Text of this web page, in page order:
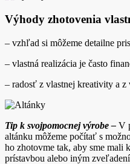
Výhody zhotovenia
– vzhľad si môžeme detailne
– vlastná realizácia je často
– radosť z vlastnej kreativity a z
Tip k svojpomocnej výrobe – V
altánku môžeme počítať s
ho zhotovme tak, aby sme mali
prístavbou alebo iným